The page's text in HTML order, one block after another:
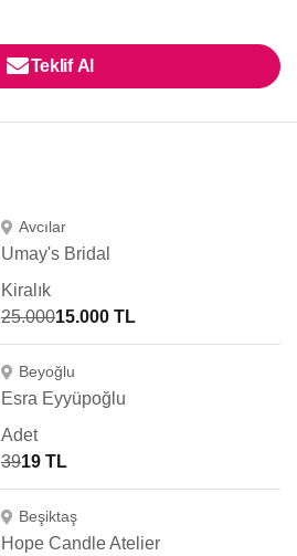
Teklif Al
Avcılar
Umay's Bridal
Kiralık
25.00015.000 TL
Beyoğlu
Esra Eyyüpoğlu
Adet
3919 TL
Beşiktaş
Hope Candle Atelier